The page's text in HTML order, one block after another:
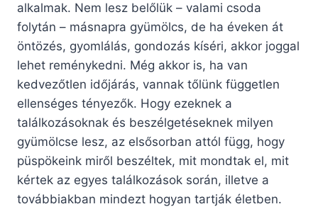
alkalmak. Nem lesz belőlük – valami csoda
folytán – másnapra gyümölcs, de ha éveken át
öntözés, gyomlálás, gondozás kíséri, akkor joggal
lehet reménykedni. Még akkor is, ha van
kedvezőtlen időjárás, vannak tőlünk független
ellenséges tényezők. Hogy ezeknek a
találkozásoknak és beszélgetéseknek milyen
gyümölcse lesz, az elsősorban attól függ, hogy
püspökeink miről beszéltek, mit mondtak el, mit
kértek az egyes találkozások során, illetve a
továbbiakban mindezt hogyan tartják életben.